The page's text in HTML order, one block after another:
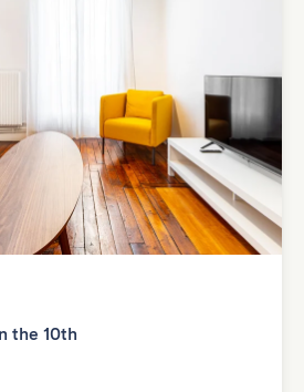
the 10th